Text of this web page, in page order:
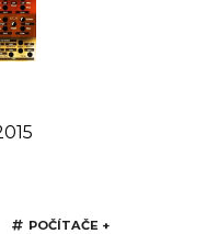
POČÍTAČE +